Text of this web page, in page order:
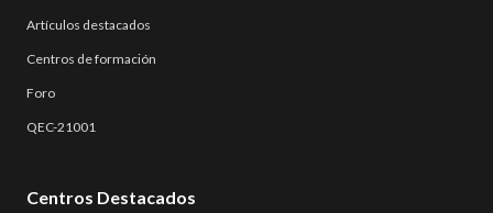
Artículos destacados
Centros de formación
Foro
QEC-21001
Centros Destacados